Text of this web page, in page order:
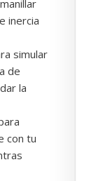
inercia
simular
de
la
con tu